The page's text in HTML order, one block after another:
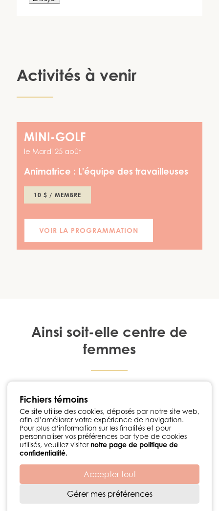
Activités à venir
MINI-GOLF
le Mardi 25 août
Animatrice : L'équipe des travailleuses
10 $ / MEMBRE
VOIR LA PROGRAMMATION
Ainsi soit-elle centre de
femmes
450 447-3576 •
Suivez-nous sur Facebook
Politique de confidentialité
Développement web par
© 2026 Centre de femmes Ainsi soit-elle
Fichiers témoins
Ce site utilise des cookies, déposés par notre site web,
afin d’améliorer votre expérience de navigation.
Pour plus d’information sur les finalités et pour
personnaliser vos préférences par type de cookies
utilisés, veuillez visiter notre page de politique de
confidentialité.
Accepter tout
Gérer mes préférences